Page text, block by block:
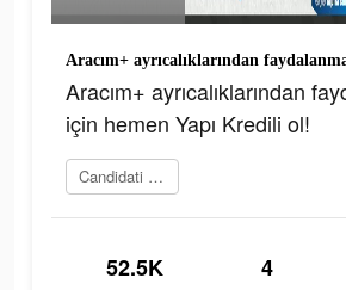
Aracım+ ayrıcalıklarından
için hemen Yapı Kredili ol!
Candidati ora
52.5K 4